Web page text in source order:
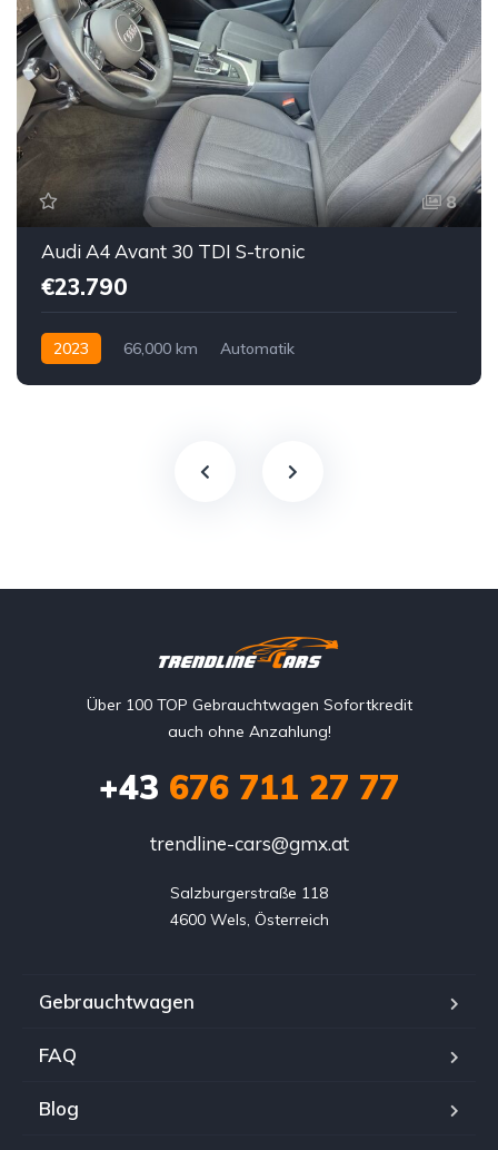
8
Audi A4 Avant 30 TDI S-tronic
€23.790
2023 66,000 km
Automatik
Über 100 TOP Gebrauchtwagen Sofortkredit
auch ohne Anzahlung!
+43 676 711 27 77
trendline-cars@gmx.at
Salzburgerstraße 118
4600 Wels, Österreich
Gebrauchtwagen
FAQ
Blog